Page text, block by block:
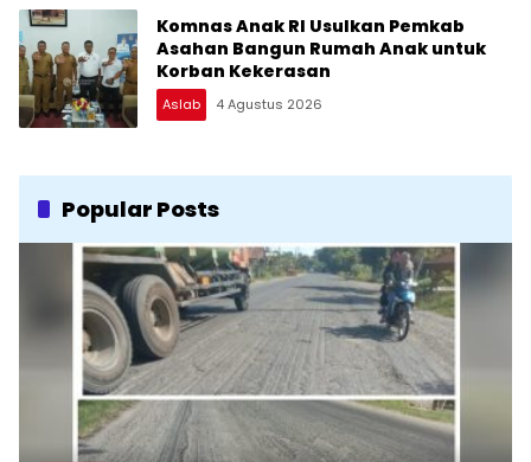
Komnas Anak RI Usulkan Pemkab
Asahan Bangun Rumah Anak untuk
Korban Kekerasan
Aslab 4 Agustus 2026
Popular Posts